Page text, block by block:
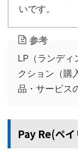
いです。
参考
LP（ランディ
クション（購
品・サービス
Pay Re(ペ